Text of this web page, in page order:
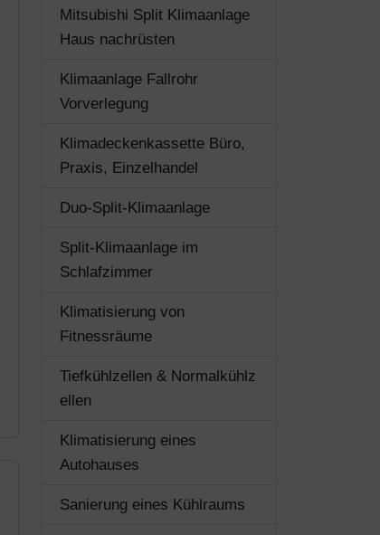
Mitsubishi Split Klimaanlage
Haus nachrüsten
Klimaanlage Fallrohr
Vorverlegung
Klimadeckenkassette Büro,
Praxis, Einzelhandel
Duo-Split-Klimaanlage
Split-Klimaanlage im
Schlafzimmer
Klimatisierung von
Fitnessräume
Tiefkühlzellen & Normalkühlz
ellen
Klimatisierung eines
Autohauses
Sanierung eines Kühlraums